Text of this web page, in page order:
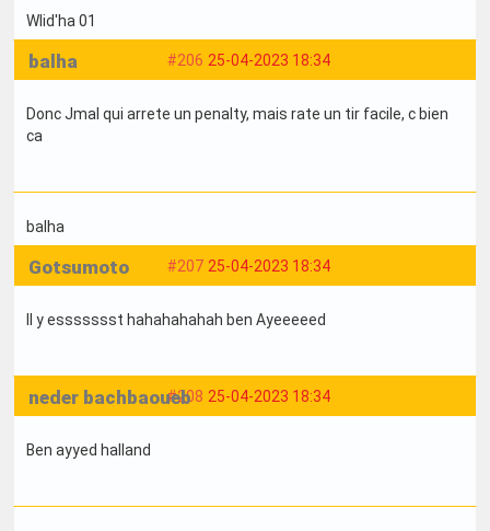
Wlid'ha 01
#206 25-04-2023 18:34
balha
Donc Jmal qui arrete un penalty, mais rate un tir facile, c bien
ca
balha
#207 25-04-2023 18:34
Gotsumoto
Il y essssssst hahahahahah ben Ayeeeeed
#208 25-04-2023 18:34
neder bachbaoueb
Ben ayyed halland